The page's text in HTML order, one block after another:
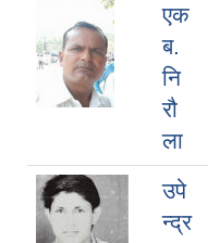
एक
ब.
नि
रौ
ला
उपे
न्द्र